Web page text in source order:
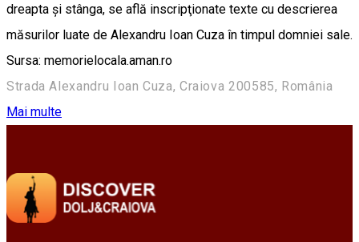
dreapta şi stânga, se află inscripţionate texte cu descrierea
măsurilor luate de Alexandru Ioan Cuza în timpul domniei sale.
Sursa: memorielocala.aman.ro
Strada Alexandru Ioan Cuza, Craiova 200585, România
Mai multe